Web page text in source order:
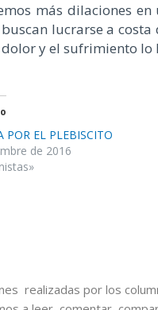
más dilaciones
lucrarse a
y el sufrimiento
POR EL PLEBISCITO
de 2016
realizadas por los